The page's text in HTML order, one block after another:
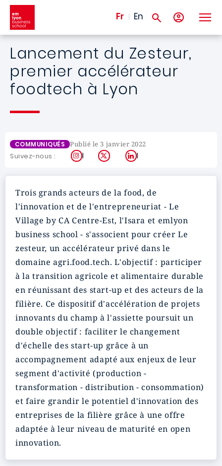
Aller au contenu principal
Fr En
Lancement du Zesteur,
premier accélérateur
foodtech à Lyon
COMMUNIQUÉS Publié le 3 janvier 2022
Suivez-nous : Instagram
X LinkedIn
Trois grands acteurs de la food, de
l'innovation et de l'entrepreneuriat - Le
Village by CA Centre-Est, l'Isara et emlyon
business school - s'associent pour créer Le
zesteur, un accélérateur privé dans le
domaine agri.food.tech. L'objectif : participer
à latransition agricole et alimentaire durable
en réunissant des start-up et des acteurs de la
filière. Ce dispositif d'accélération de projets
innovants du champ à l'assiette poursuit un
double objectif : faciliter le changement
d'échelle des start-up grâce à un
accompagnement adapté aux enjeux de leur
segment d'activité (production -
transformation - distribution - consommation)
et faire grandir le potentiel d'innovation des
entreprises de la filière grâce à une offre
adaptée à leur niveau de maturité en open
innovation.